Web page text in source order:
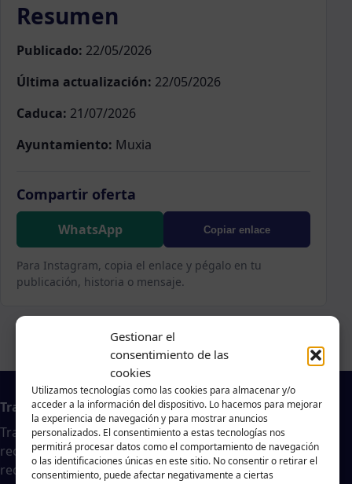
Gestionar el
consentimiento de las
cookies
Utilizamos tecnologías como las cookies para almacenar y/o
acceder a la información del dispositivo. Lo hacemos para mejorar
la experiencia de navegación y para mostrar anuncios
personalizados. El consentimiento a estas tecnologías nos
permitirá procesar datos como el comportamiento de navegación
o las identificaciones únicas en este sitio. No consentir o retirar el
consentimiento, puede afectar negativamente a ciertas
Resumen
Publicado: 22/05/2026
Última actualización: 22/05/2026
Caduca: 21/07/2026
Ayuntamiento: Muxia
Compartir oferta
WhatsApp Copiar enlace
Para Instagram, copia el enlace y pégalo en tu
publicación, historia o mensaje.
Trabajo en A Coruña
Traballar na costa es un agregador de noticias
recopiladas de páginas webs, portales de trabajo y
redes sociales, publicadas por empresas o